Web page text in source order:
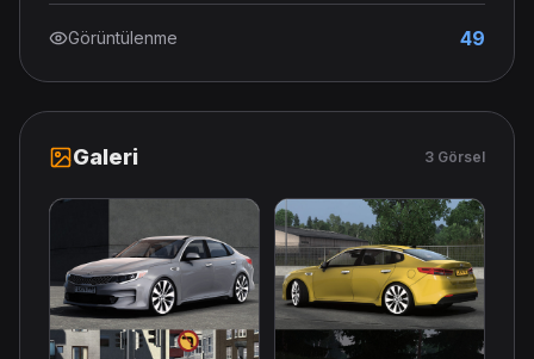
Görüntülenme 49
Galeri 3 Görsel